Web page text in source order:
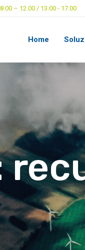
– 12.00 / 13.00 - 17.00
Home